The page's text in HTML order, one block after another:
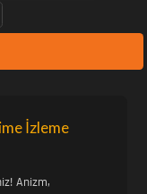
İzleme
Anizm,